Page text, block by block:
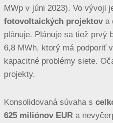
MWp v júni 2023). Vo vývoji
fotovoltaických projektova
plánuje. Plánuje sa tiež prvý
6,8 MWh, ktorý má podporiť
kapacitné problémy siete.
projekty.
Konsolidovaná súvaha s
625 miliónov EUR a